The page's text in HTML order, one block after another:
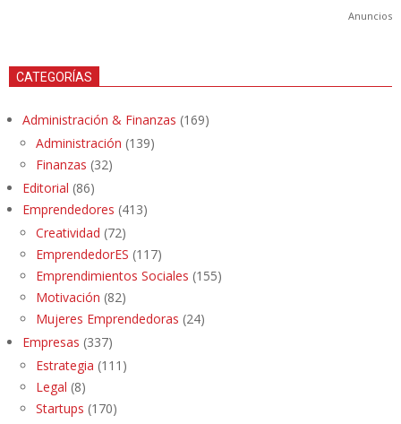
Anuncios
CATEGORÍAS
Administración & Finanzas (169)
Administración (139)
Finanzas (32)
Editorial (86)
Emprendedores (413)
Creatividad (72)
EmprendedorES (117)
Emprendimientos Sociales (155)
Motivación (82)
Mujeres Emprendedoras (24)
Empresas (337)
Estrategia (111)
Legal (8)
Startups (170)